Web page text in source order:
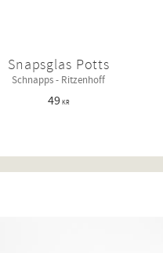
Snapsglas Potts
Schnapps - Ritzenhoff
49KR